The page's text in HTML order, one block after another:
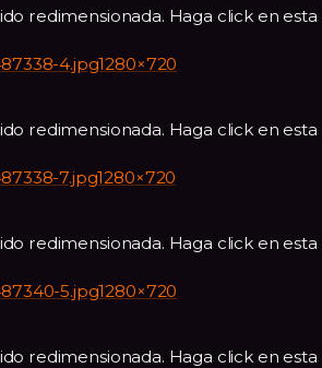
redimensionada. Haga click en
4.jpg1280×720
redimensionada. Haga click en
7.jpg1280×720
redimensionada. Haga click en
5.jpg1280×720
redimensionada. Haga click en